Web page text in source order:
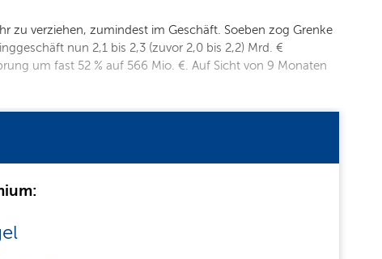
zu verziehen, zumindest im Geschäft. Soeben zog Grenke
nun 2,1 bis 2,3 (zuvor 2,0 bis 2,2) Mrd. €
um fast 52 % auf 566 Mio. €. Auf Sicht von 9 Monaten